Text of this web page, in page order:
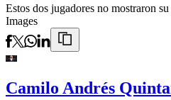
Estos dos jugadores no mostraron
Images
Camilo Andrés